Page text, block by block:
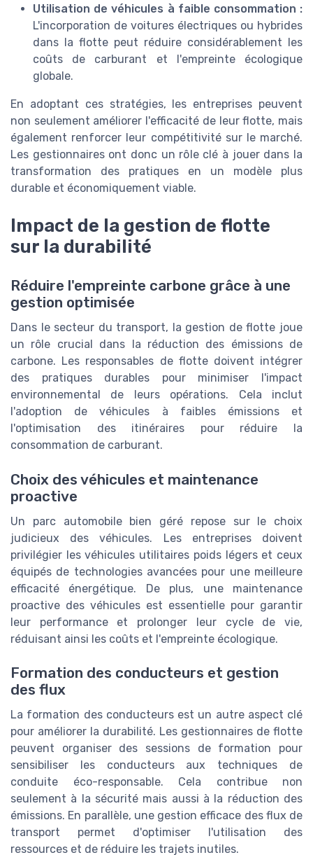
Utilisation de véhicules à faible consommation :
L'incorporation de voitures électriques ou hybrides
dans la flotte peut réduire considérablement les
coûts de carburant et l'empreinte écologique
globale.
En adoptant ces stratégies, les entreprises peuvent
non seulement améliorer l'efficacité de leur flotte, mais
également renforcer leur compétitivité sur le marché.
Les gestionnaires ont donc un rôle clé à jouer dans la
transformation des pratiques en un modèle plus
durable et économiquement viable.
Impact de la gestion de flotte
sur la durabilité
Réduire l'empreinte carbone grâce à une
gestion optimisée
Dans le secteur du transport, la gestion de flotte joue
un rôle crucial dans la réduction des émissions de
carbone. Les responsables de flotte doivent intégrer
des pratiques durables pour minimiser l'impact
environnemental de leurs opérations. Cela inclut
l'adoption de véhicules à faibles émissions et
l'optimisation des itinéraires pour réduire la
consommation de carburant.
Choix des véhicules et maintenance
proactive
Un parc automobile bien géré repose sur le choix
judicieux des véhicules. Les entreprises doivent
privilégier les véhicules utilitaires poids légers et ceux
équipés de technologies avancées pour une meilleure
efficacité énergétique. De plus, une maintenance
proactive des véhicules est essentielle pour garantir
leur performance et prolonger leur cycle de vie,
réduisant ainsi les coûts et l'empreinte écologique.
Formation des conducteurs et gestion
des flux
La formation des conducteurs est un autre aspect clé
pour améliorer la durabilité. Les gestionnaires de flotte
peuvent organiser des sessions de formation pour
sensibiliser les conducteurs aux techniques de
conduite éco-responsable. Cela contribue non
seulement à la sécurité mais aussi à la réduction des
émissions. En parallèle, une gestion efficace des flux de
transport permet d'optimiser l'utilisation des
ressources et de réduire les trajets inutiles.